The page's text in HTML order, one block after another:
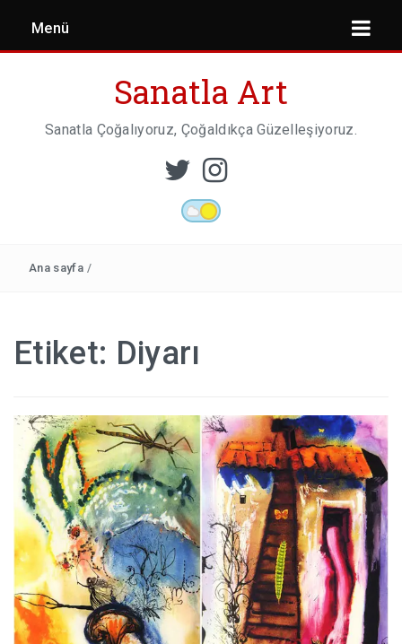
Menü
HABERLER
Sanatla Art
Sanatla Çoğalıyoruz, Çoğaldıkça Güzelleşiyoruz.
Ana sayfa /
Etiket: Diyarı